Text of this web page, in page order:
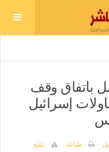
باتفاق وقف
إسرائيل
طباعة
تبليغ